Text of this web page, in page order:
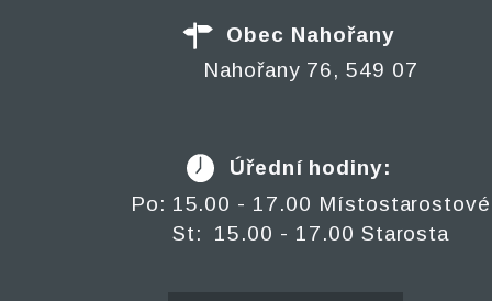
Obec Nahořany
Nahořany 76, 549 07
Úřední hodiny:
Po: 15.00 - 17.00 Místostarostové
St: 15.00 - 17.00 Starosta